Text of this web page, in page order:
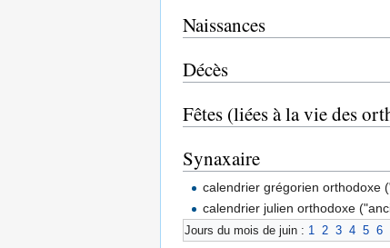
Naissances
Décès
Fêtes (liées à la vie des
Synaxaire
calendrier grégorien orthodoxe
calendrier julien orthodoxe
Jours du mois de juin : 1 2 3 4 5 6